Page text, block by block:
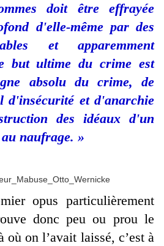
doit être effrayée
d'elle-même par des
et apparemment
but ultime du crime est
absolu du crime, de
d'insécurité et d'anarchie
des idéaux d'un
naufrage. »
opus particulièrement
donc peu ou prou le
on l’avait laissé, c’est à